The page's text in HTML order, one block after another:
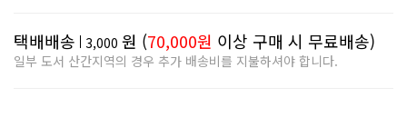
택배배송 3,000 원 (70,000원 이상 구매 시 무료배송)
일부 도서 산간지역의 경우 추가 배송비를 지불하셔야 합니다.